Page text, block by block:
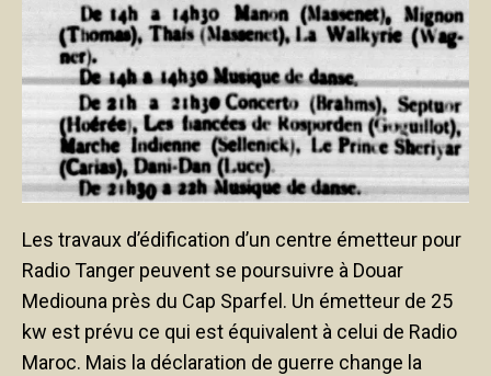
Les travaux d’édification d’un centre émetteur pour
Radio Tanger peuvent se poursuivre à Douar
Mediouna près du Cap Sparfel. Un émetteur de 25
kw est prévu ce qui est équivalent à celui de Radio
Maroc. Mais la déclaration de guerre change la